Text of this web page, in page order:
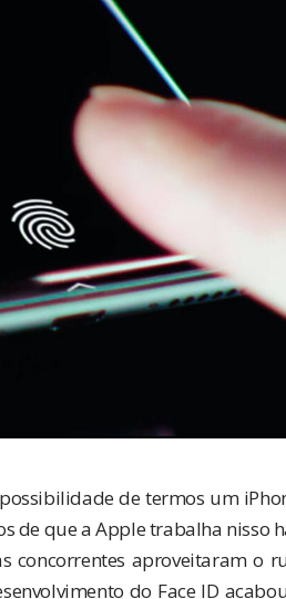
de termos um
de que aAppletrabalha nisso
concorrentes aproveitaram o
do Face ID